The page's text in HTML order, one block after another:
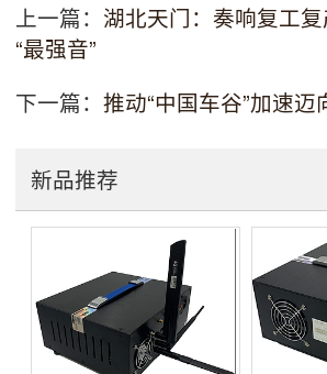
上一篇： 湖北天门：奏响复工
“最强音”
下一篇： 推动“中国车谷”加速迈
新品推荐